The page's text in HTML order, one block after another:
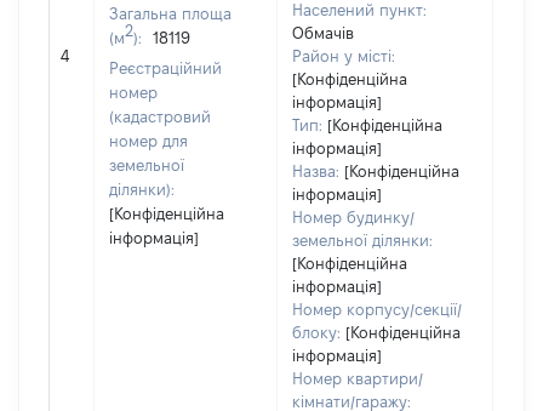
4
Загальна площа
(м2):
18119
Реєстраційний
номер
(кадастровий
номер для
земельної
ділянки):
[Конфіденційна
інформація]
Населений пункт:
Обмачів
Район у місті:
[Конфіденційна
інформація]
Тип: [Конфіденційна
інформація]
Назва: [Конфіденційна
інформація]
Номер будинку/
земельної ділянки:
[Конфіденційна
інформація]
Номер корпусу/секції/
блоку: [Конфіденційна
інформація]
Номер квартири/
кімнати/гаражу: